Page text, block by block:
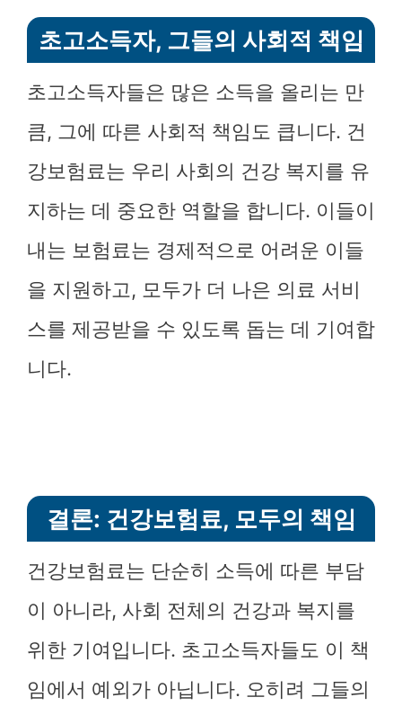
초고소득자, 그들의 사회적 책임
초고소득자들은 많은 소득을 올리는 만
큼, 그에 따른 사회적 책임도 큽니다. 건
강보험료는 우리 사회의 건강 복지를 유
지하는 데 중요한 역할을 합니다. 이들이
내는 보험료는 경제적으로 어려운 이들
을 지원하고, 모두가 더 나은 의료 서비
스를 제공받을 수 있도록 돕는 데 기여합
니다.
결론: 건강보험료, 모두의 책임
건강보험료는 단순히 소득에 따른 부담
이 아니라, 사회 전체의 건강과 복지를
위한 기여입니다. 초고소득자들도 이 책
임에서 예외가 아닙니다. 오히려 그들의